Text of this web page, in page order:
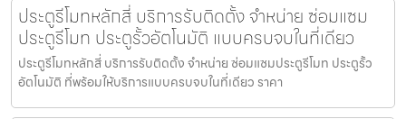
ประตูรีโมทหลักสี่ บริการรับติดตั้ง จำหน่าย ซ่อมแซม
ประตูรีโมท ประตูรั้วอัตโนมัติ แบบครบจบในที่เดียว
ประตูรีโมทหลักสี่ บริการรับติดตั้ง จำหน่าย ซ่อมแซมประตูรีโมท ประตูรั้ว
อัตโนมัติ ที่พร้อมให้บริการแบบครบจบในที่เดียว ราคา